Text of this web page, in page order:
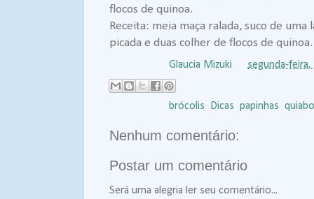
flocos de quinoa.
Receita: meia maça ralada, suco de
picada e duas colher de flocos de
Glaucia Mizuki segunda-
brócolis Dicas papinhas quiabo
Nenhum comentário:
Postar um comentário
Será uma alegria ler seu comentário...